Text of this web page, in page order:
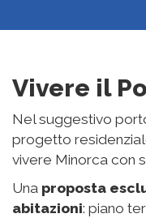
Vivere il
Nel suggestivo
progetto
vivere Minorca con
Una proposta
abitazioni: piano